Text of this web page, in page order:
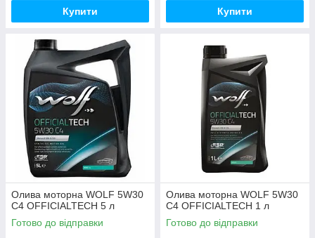
Купити Купити
Олива моторна WOLF 5W30
C4 OFFICIALTECH 5 л
Готово до відправки
Олива моторна WOLF 5W30
C4 OFFICIALTECH 1 л
Готово до відправки